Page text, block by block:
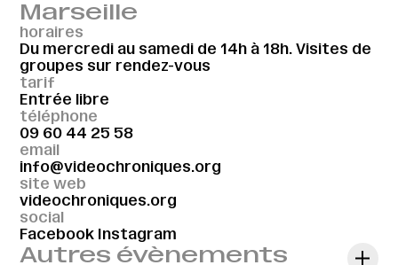
Marseille
horaires
Du mercredi au samedi de 14h à 18h. Visites de
groupes sur rendez-vous
tarif
Entrée libre
téléphone
09 60 44 25 58
email
info@videochroniques.org
site web
videochroniques.org
social
Facebook Instagram
Autres évènements